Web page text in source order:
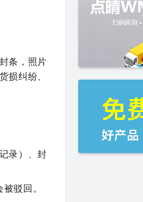
条，照片
损纠纷、
录）、封
驳回。